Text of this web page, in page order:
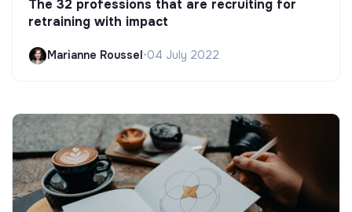
The 32 professions that are recruiting for
retraining with impact
Marianne Roussel •04 July 2022